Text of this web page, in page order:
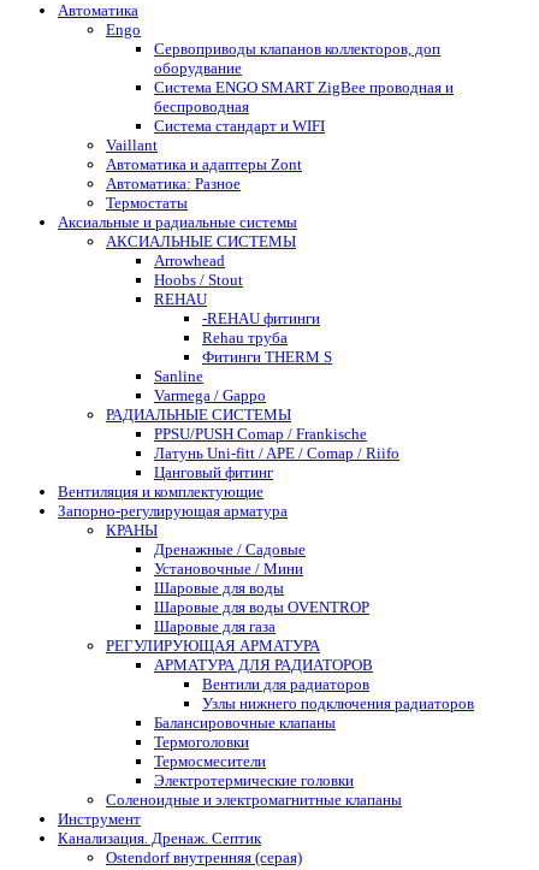
Автоматика
Engo
Сервоприводы клапанов коллекторов, доп
оборудвание
Система ENGO SMART ZigBee проводная и
беспроводная
Система стандарт и WIFI
Vaillant
Автоматика и адаптеры Zont
Автоматика: Разное
Термостаты
Аксиальные и радиальные системы
АКСИАЛЬНЫЕ СИСТЕМЫ
Arrowhead
Hoobs / Stout
REHAU
-REHAU фитинги
Rehau труба
Фитинги THERM S
Sanline
Varmega / Gappo
РАДИАЛЬНЫЕ СИСТЕМЫ
PPSU/PUSH Comap / Frankische
Латунь Uni-fitt / APE / Comap / Riifo
Цанговый фитинг
Вентиляция и комплектующие
Запорно-регулирующая арматура
КРАНЫ
Дренажные / Садовые
Установочные / Мини
Шаровые для воды
Шаровые для воды OVENTROP
Шаровые для газа
РЕГУЛИРУЮЩАЯ АРМАТУРА
АРМАТУРА ДЛЯ РАДИАТОРОВ
Вентили для радиаторов
Узлы нижнего подключения радиаторов
Балансировочные клапаны
Термоголовки
Термосмесители
Электротермические головки
Соленоидные и электромагнитные клапаны
Инструмент
Канализация. Дренаж. Септик
Ostendorf внутренняя (серая)